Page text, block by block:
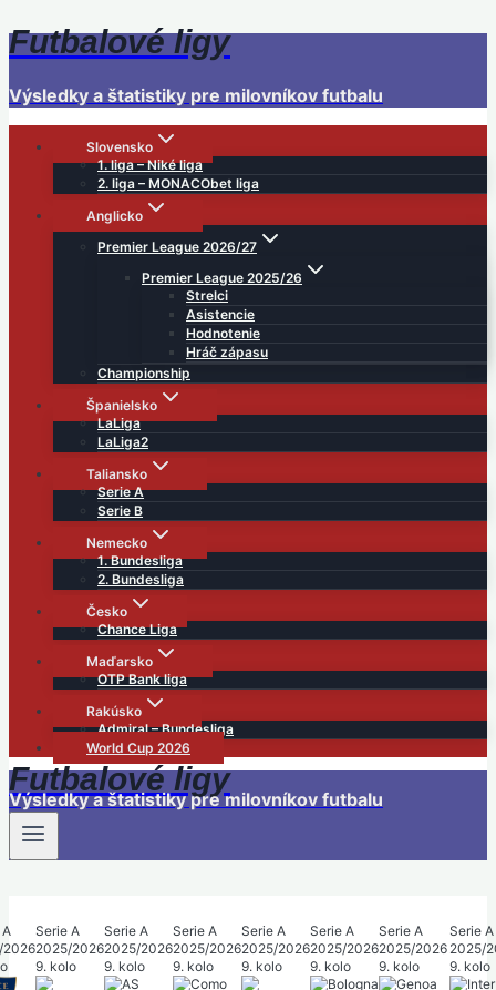
Skip
to
Futbalové ligy
Výsledky a štatistiky pre milovníkov futbalu
Slovensko
1. liga – Niké liga
2. liga – MONACObet liga
Anglicko
Premier League 2026/27
Premier League 2025/26
Strelci
Asistencie
Hodnotenie
Hráč zápasu
Championship
Španielsko
LaLiga
LaLiga2
Taliansko
Serie A
Serie B
Nemecko
1. Bundesliga
2. Bundesliga
Česko
Chance Liga
Maďarsko
OTP Bank liga
Rakúsko
Admiral – Bundesliga
World Cup 2026
Futbalové ligy
Výsledky a štatistiky pre milovníkov futbalu
2026
Serie A
2025/2026
9. kolo
Serie A
2025/2026
9. kolo
Serie A
2025/2026
9. kolo
Serie A
2025/2026
9. kolo
Serie A
2025/2026
9. kolo
Serie A
2025/2026
9. kolo
Serie A
2025/
9. kolo